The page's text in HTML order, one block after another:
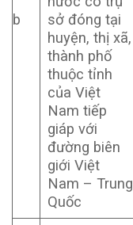
b
sở đóng tại
huyện, thị xã,
thành phố
thuộc tỉnh
của Việt
Nam tiếp
giáp với
đường biên
giới Việt
Nam – Trung
Quốc